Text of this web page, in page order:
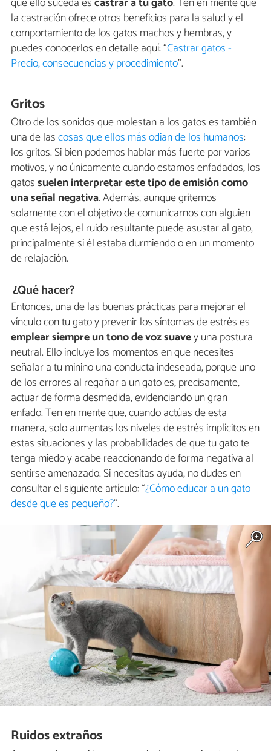
la castración ofrece otros beneficios para la salud y el
comportamiento de los gatos machos y hembras, y
puedes conocerlos en detalle aquí: “Castrar gatos -
Precio, consecuencias y procedimiento”.
Gritos
Otro de los sonidos que molestan a los gatos es también
una de lascosas que ellos más odian de los humanos:
los gritos. Si bien podemos hablar más fuerte por varios
motivos, y no únicamente cuando estamos enfadados, los
gatossuelen interpretar este tipo de emisión como
una señal negativa. Además, aunque gritemos
solamente con el objetivo de comunicarnos con alguien
que está lejos, el ruido resultante puede asustar al gato,
principalmente si él estaba durmiendo o en un momento
de relajación.
¿Qué hacer?
Entonces, una de las buenas prácticas para mejorar el
vínculo con tu gato y prevenir los síntomas de estrés es
emplear siempre un tono de voz suavey una postura
neutral. Ello incluye los momentos en que necesites
señalar a tu minino una conducta indeseada, porque uno
de los errores al regañar a un gato es, precisamente,
actuar de forma desmedida, evidenciando un gran
enfado. Ten en mente que, cuando actúas de esta
manera, solo aumentas los niveles de estrés implícitos en
estas situaciones y las probabilidades de que tu gato te
tenga miedo y acabe reaccionando de forma negativa al
sentirse amenazado. Si necesitas ayuda, no dudes en
consultar el siguiente artículo: “¿Cómo educar a un gato
desde que es pequeño?”.
Ruidos extraños